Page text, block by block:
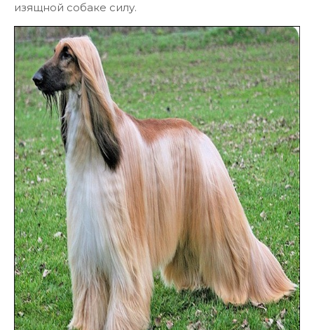
изящной собаке силу.